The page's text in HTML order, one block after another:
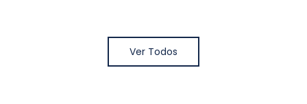
Ver Todos